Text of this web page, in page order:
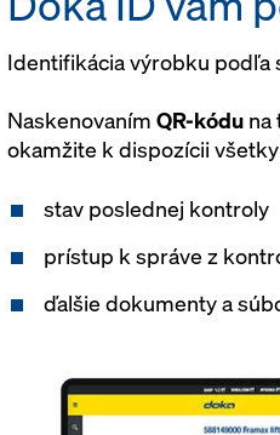
Identifikácia výrobku podľa
Naskenovaním QR-kódu na
okamžite k dispozícii
stav poslednej kontroly
prístup k správe z
ďalšie dokumenty a